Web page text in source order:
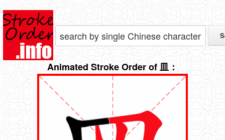
Animated Stroke Order of 皿：